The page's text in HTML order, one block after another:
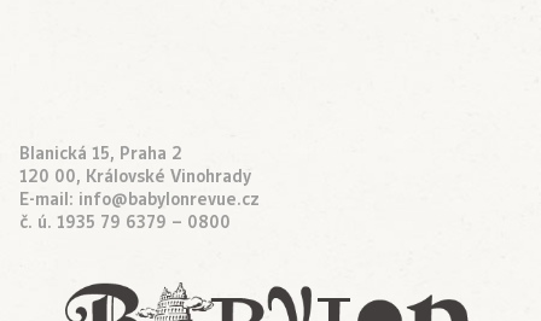
Blanická 15, Praha 2
120 00, Královské Vinohrady
E-mail: info@babylonrevue.cz
č. ú. 1935 79 6379 – 0800